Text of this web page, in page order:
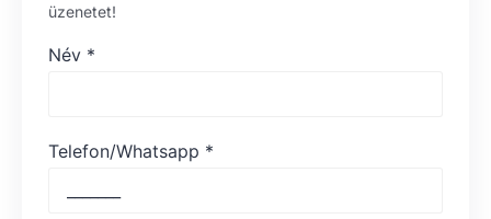
üzenetet!
Név *
Telefon/Whatsapp *